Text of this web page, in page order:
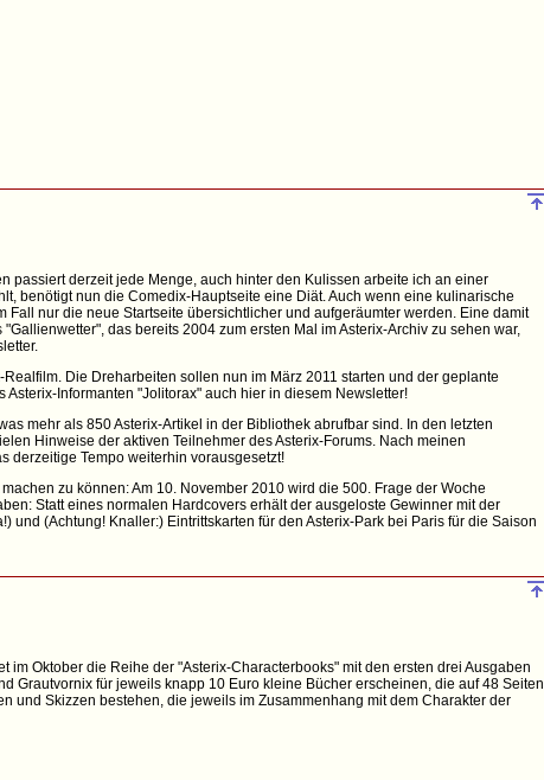
passiert derzeit jede Menge, auch hinter den Kulissen arbeite ich an einer
benötigt nun die Comedix-Hauptseite eine Diät. Auch wenn eine kulinarische
nur die neue Startseite übersichtlicher und aufgeräumter werden. Eine damit
das bereits 2004 zum ersten Mal im Asterix-Archiv zu sehen war,
Die Dreharbeiten sollen nun im März 2011 starten und der geplante
Informanten "Jolitorax" auch hier in diesem Newsletter!
mehr als 850 Asterix-Artikel in der Bibliothek abrufbar sind. In den letzten
Hinweise der aktiven Teilnehmer des Asterix-Forums. Nach meinen
derzeitige Tempo weiterhin vorausgesetzt!
zu können: Am 10. November 2010 wird die 500. Frage der Woche
Statt eines normalen Hardcovers erhält der ausgeloste Gewinner mit der
(Achtung! Knaller:) Eintrittskarten für den Asterix-Park bei Paris für die Saison
Oktober die Reihe der "Asterix-Characterbooks" mit den ersten drei Ausgaben
Grautvornix für jeweils knapp 10 Euro kleine Bücher erscheinen, die auf 48 Seiten
und Skizzen bestehen, die jeweils im Zusammenhang mit dem Charakter der